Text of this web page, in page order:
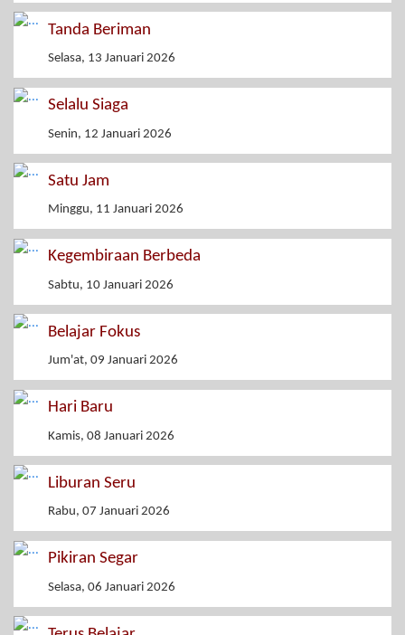
Tanda Beriman
Selasa, 13 Januari 2026
Selalu Siaga
Senin, 12 Januari 2026
Satu Jam
Minggu, 11 Januari 2026
Kegembiraan Berbeda
Sabtu, 10 Januari 2026
Belajar Fokus
Jum'at, 09 Januari 2026
Hari Baru
Kamis, 08 Januari 2026
Liburan Seru
Rabu, 07 Januari 2026
Pikiran Segar
Selasa, 06 Januari 2026